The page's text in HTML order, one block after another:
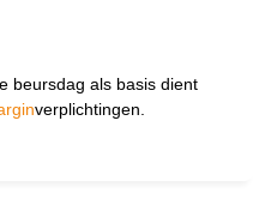
beursdag als basis dient
verplichtingen.